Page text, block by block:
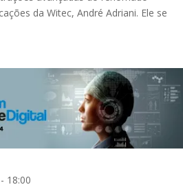
da Witec, André Adriani. Ele se
- 18:00